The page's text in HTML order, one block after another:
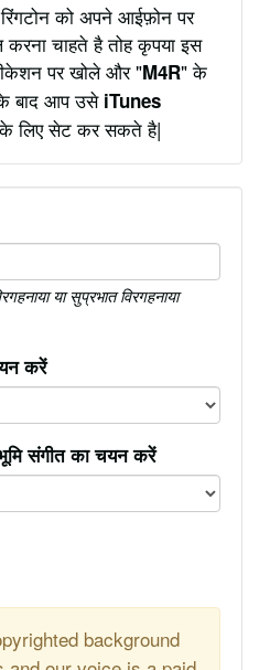
को अपने आईफ़ोन पर
चाहते है तोह कृपया इस
पर खोले और "M4R" के
बाद आप उसे iTunes
के लिए सेट कर सकते है|
या सुप्रभात विरगहनाया
करें
संगीत का चयन करें
background